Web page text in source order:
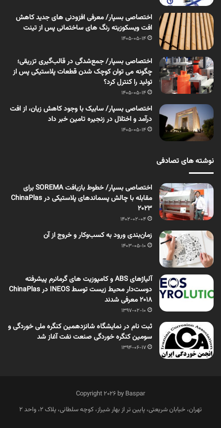
اختصاصی بسپار/ معرفی افزودنی های جدید کاهش
افت ویسکوزیته رنگ های ساختمانی پس از تینت
1405-05-14
اختصاصی بسپار/ جمع‌شدگی در قالب‌گیری تزریقی؛
چگونه می توان کوچک شدن قطعات پلاستیکی پس از
تولید را کنترل کرد؟
1405-05-14
اختصاصی بسپار/ سابیک با وجود کاهش زیان، از افت
درآمد و اختلال در زنجیره تامین خبر داد
1405-05-14
نوشته های تصادفی
اختصاصی بسپار/ خطوط بازیافت SOREMA برای
مقابله با چالش‌ پسماندهای پلاستیکی در ChinaPlas
2023
1402-02-04
زمان‌بندی ورود به کسب‌وکار و خروج از آن
1403-05-10
آلیاژهای ABS و کامپوزیت های گرمانرم پیشرفته
دوست‌دار محیط زیست توسط INEOS در ChinaPlas
2018 معرفی شدند
1397-02-10
ثبت نام در نمایشگاه شانزدهمین کنگره ملی خوردگی و
سومین کنگره خوردگی صنعت نفت آغاز شد
1394-06-17
Copyright 2026 by Baspar
تهران، خیابان شریعتی، پایین تر از بهار شیراز، کوچه سلطانی، پلاک 2، واحد 2